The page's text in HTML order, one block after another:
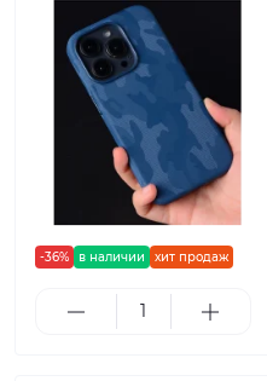
-36% в наличии хит продаж